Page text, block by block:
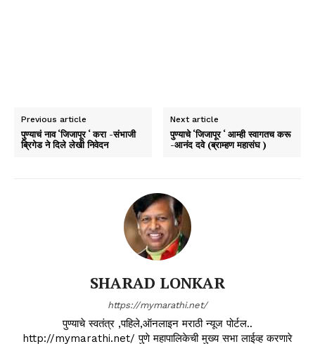
Previous article
पुण्याचं नाव ‘जिजापूर ‘ करा -संभाजी
ब्रिगेड ने दिले लेखी निवेदन
Next article
पुण्याचे ‘जिजापूर ‘ आम्ही स्वागतच करू
-आनंद दवे (ब्राम्हण महासंघ )
SHARAD LONKAR
https://mymarathi.net/
पुण्याचे स्वतंत्र ,पहिले,ऑनलाइन मराठी न्यूज पोर्टल..
http://mymarathi.net/ पुणे महापालिकेची मुख्य सभा लाईव्ह करणारे